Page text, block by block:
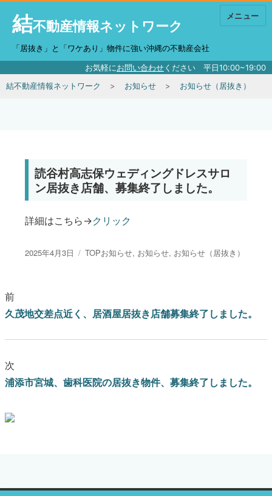
結不動産情報ネットワーク
「居抜き」と「ワケあり」物件に強い沖縄の不動産会社
お気軽にお問い合わせください 平日10:00~19:00
メニュー
結不動産情報ネットワーク お知らせ お知らせ（居抜き）
読谷村高志保ウェディングドレスサロ
ン居抜き店舗、募集終了しました。
詳細はこちら→クリック
投稿日:
2025年4月3日 カテゴリー
TOPお知らせ, お知らせ, お知らせ（居抜き）
前
久茂地交差点近く、居酒屋居抜き店舗募集終了しました。
次
浦添市宮城、歯科医院の居抜き物件、募集終了しました。